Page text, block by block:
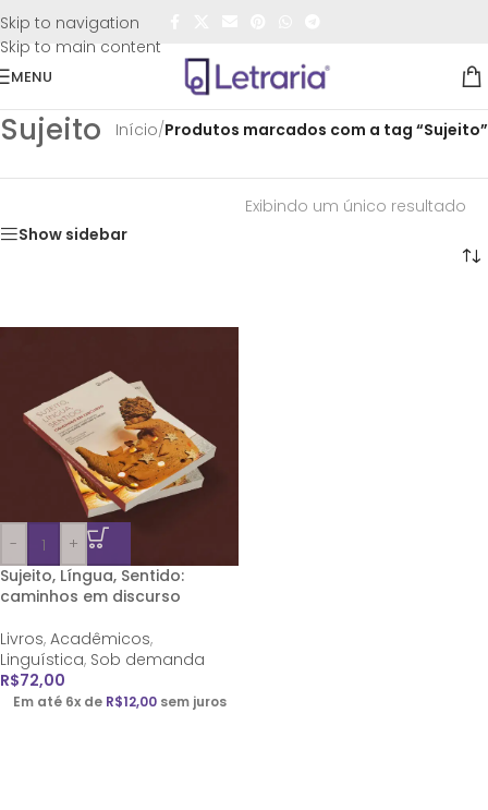
Skip to navigation
Skip to main content
FRETE GRÁTIS
MENU
Sujeito Início/Produtos marcados com a tag “Sujeito”
Show sidebar
Exibindo um único resultado
-
+
Sujeito, Língua, Sentido:
caminhos em discurso
Livros, Acadêmicos,
Linguística, Sob demanda
R$72,00
Em até 6x de R$12,00 sem juros